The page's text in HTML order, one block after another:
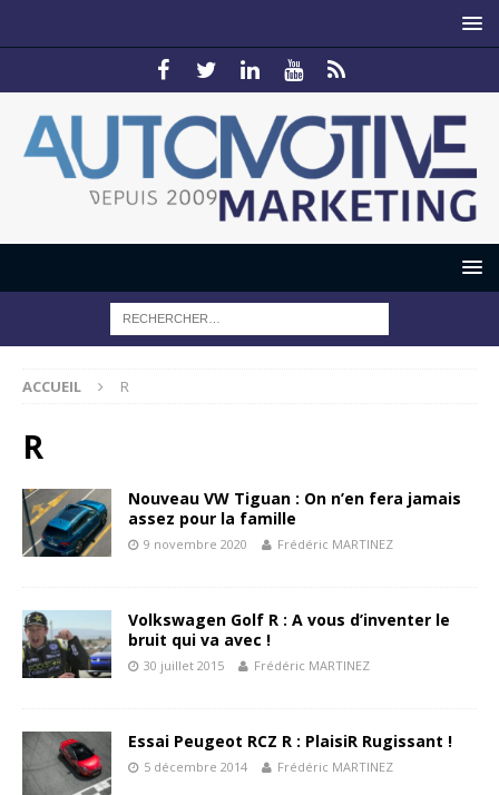
ACCUEIL R
R
Nouveau VW Tiguan : On n’en fera jamais
assez pour la famille
9 novembre 2020 Frédéric MARTINEZ
Volkswagen Golf R : A vous d’inventer le
bruit qui va avec !
30 juillet 2015 Frédéric MARTINEZ
Essai Peugeot RCZ R : PlaisiR Rugissant !
5 décembre 2014 Frédéric MARTINEZ